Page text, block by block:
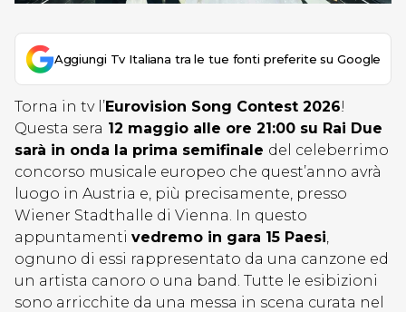
Aggiungi Tv Italiana tra le tue fonti preferite su Google
Torna in tv l’Eurovision Song Contest 2026!
Questa sera 12 maggio alle ore 21:00 su Rai Due
sarà in onda la prima semifinale del celeberrimo
concorso musicale europeo che quest’anno avrà
luogo in Austria e, più precisamente, presso
Wiener Stadthalle di Vienna. In questo
appuntamenti vedremo in gara 15 Paesi,
ognuno di essi rappresentato da una canzone ed
un artista canoro o una band. Tutte le esibizioni
sono arricchite da una messa in scena curata nel